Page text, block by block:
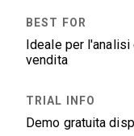
Ideale per
vendita
Demo gratuita